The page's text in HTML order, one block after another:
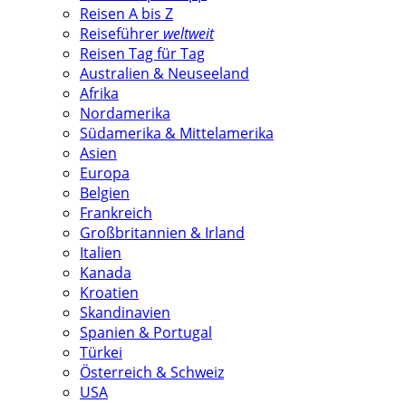
Reisen A bis Z
Reiseführer weltweit
Reisen Tag für Tag
Australien & Neuseeland
Afrika
Nordamerika
Südamerika & Mittelamerika
Asien
Europa
Belgien
Frankreich
Großbritannien & Irland
Italien
Kanada
Kroatien
Skandinavien
Spanien & Portugal
Türkei
Österreich & Schweiz
USA